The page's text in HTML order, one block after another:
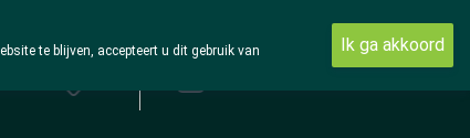
te blijven, accepteert u dit gebruik van
Ik ga akkoord